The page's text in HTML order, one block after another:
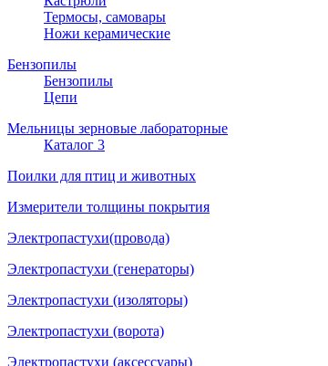
Термосы, самовары
Ножи керамические
Бензопилы
Бензопилы
Цепи
Мельницы зерновые лабораторные
Каталог 3
Поилки для птиц и животных
Измерители толщины покрытия
Электропастухи(провода)
Электропастухи (генераторы)
Электропастухи (изоляторы)
Электропастухи (ворота)
Электропастухи (аксессуары)